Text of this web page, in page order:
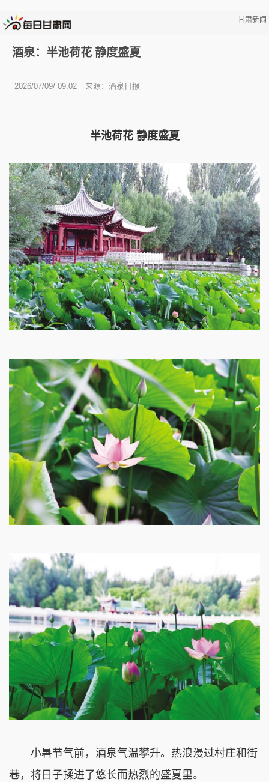
甘肃新闻
酒泉：半池荷花 静度盛夏
2026/07/09/ 09:02 来源：酒泉日报
半池荷花 静度盛夏
小暑节气前，酒泉气温攀升。热浪漫过村庄和街
巷，将日子揉进了悠长而热烈的盛夏里。